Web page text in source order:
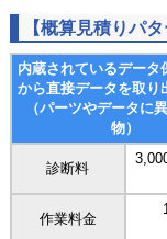
【概算見積りパタ
内蔵されているデータ
から直接データを取り
（パーツやデータに
物）
診断料
作業料金